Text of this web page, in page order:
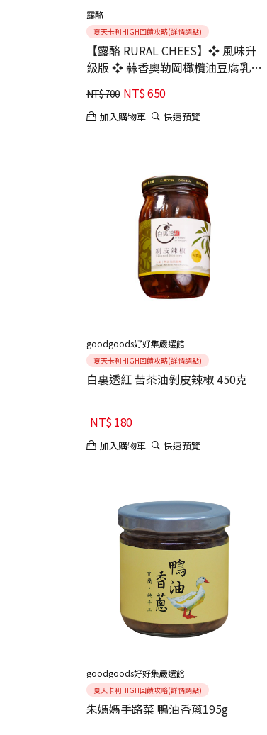
露酪
夏天卡利HIGH回饋攻略(詳情請點)
【露酪 RURAL CHEES】❖ 風味升
級版 ❖ 蒜香奧勒岡橄欖油豆腐乳
【六入組】｜鹹香豐沛｜主廚最愛
金獎
NT$700 NT$650
加入購物車 快速預覽
goodgoods好好集嚴選館
夏天卡利HIGH回饋攻略(詳情請點)
白裏透紅 苦茶油剝皮辣椒 450克
NT$180
加入購物車 快速預覽
goodgoods好好集嚴選館
夏天卡利HIGH回饋攻略(詳情請點)
朱媽媽手路菜 鴨油香蔥195g